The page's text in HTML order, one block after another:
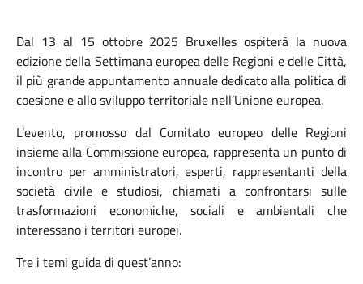
Dal 13 al 15 ottobre 2025 Bruxelles ospiterà la nuova
edizione della Settimana europea delle Regioni e delle Città,
il più grande appuntamento annuale dedicato alla politica di
coesione e allo sviluppo territoriale nell’Unione europea.
L’evento, promosso dal Comitato europeo delle Regioni
insieme alla Commissione europea, rappresenta un punto di
incontro per amministratori, esperti, rappresentanti della
società civile e studiosi, chiamati a confrontarsi sulle
trasformazioni economiche, sociali e ambientali che
interessano i territori europei.
Tre i temi guida di quest’anno: